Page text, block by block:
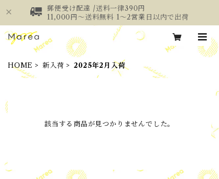
郵便受け配達 /送料一律390円
11,000円～送料無料 1～2営業日以内で出荷
HOME 新入荷 2025年2月入荷
該当する商品が見つかりませんでした。